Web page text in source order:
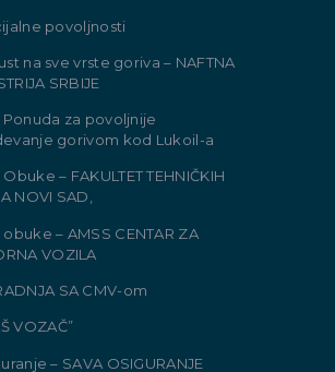
povoljnosti
na sve vrste goriva – NAFTNA
SRBIJE
Ponuda za povoljnije
gorivom kod Lukoil-a
Obuke – FAKULTET TEHNIČKIH
NOVI SAD,
obuke – AMSS CENTAR ZA
VOZILA
SA CMV-om
VOZAČ”
– SAVA OSIGURANJE